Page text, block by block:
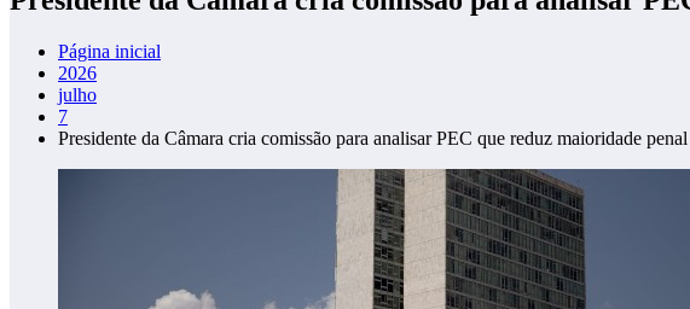
Página inicial
2026
julho
7
Presidente da Câmara cria comissão para analisar PEC que reduz maioridade penal